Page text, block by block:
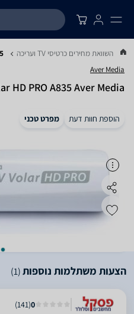
... השוואת מחירים כרטיסי TV ועריכה
Aver Media
HD PRO A835 Aver Media
הוספת חוות דעת מפרט טכני
הצעות משתלמות נוספות(1)
0
(
141
)